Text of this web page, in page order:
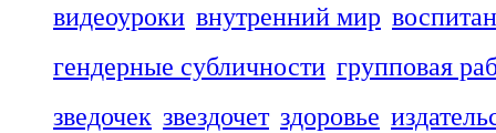
видеоуроки внутренний мир
гендерные субличности групповая
зведочек звездочет здоровье